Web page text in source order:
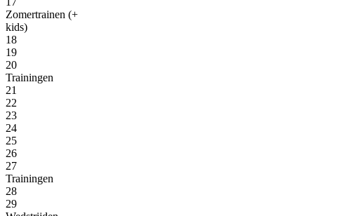
Zomertrainen (+
kids)
18
19
20
Trainingen
21
22
23
24
25
26
27
Trainingen
28
29